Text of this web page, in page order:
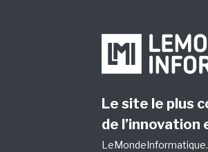
Le site le plus
de l’innovation